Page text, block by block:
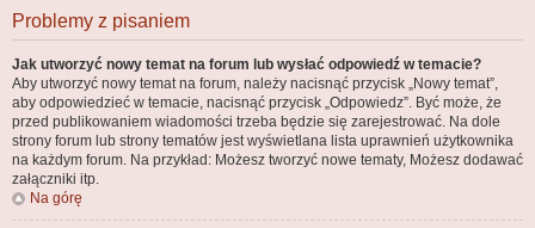
Problemy z pisaniem
Jak utworzyć nowy temat na forum lub wysłać odpowiedź w temacie?
Aby utworzyć nowy temat na forum, należy nacisnąć przycisk „Nowy temat”,
aby odpowiedzieć w temacie, nacisnąć przycisk „Odpowiedz”. Być może, że
przed publikowaniem wiadomości trzeba będzie się zarejestrować. Na dole
strony forum lub strony tematów jest wyświetlana lista uprawnień użytkownika
na każdym forum. Na przykład: Możesz tworzyć nowe tematy, Możesz dodawać
załączniki itp.
Na górę